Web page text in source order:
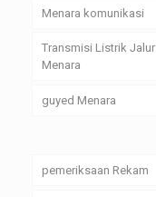
Menara komunikasi
Transmisi Listrik Jalur
Menara
guyed Menara
pemeriksaan Rekam